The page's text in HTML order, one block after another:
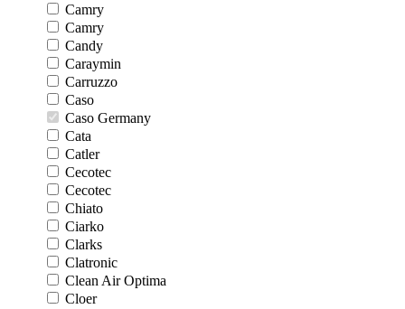
Camry
Camry
Candy
Caraymin
Carruzzo
Caso
Caso Germany
Cata
Catler
Cecotec
Cecotec
Chiato
Ciarko
Clarks
Clatronic
Clean Air Optima
Cloer